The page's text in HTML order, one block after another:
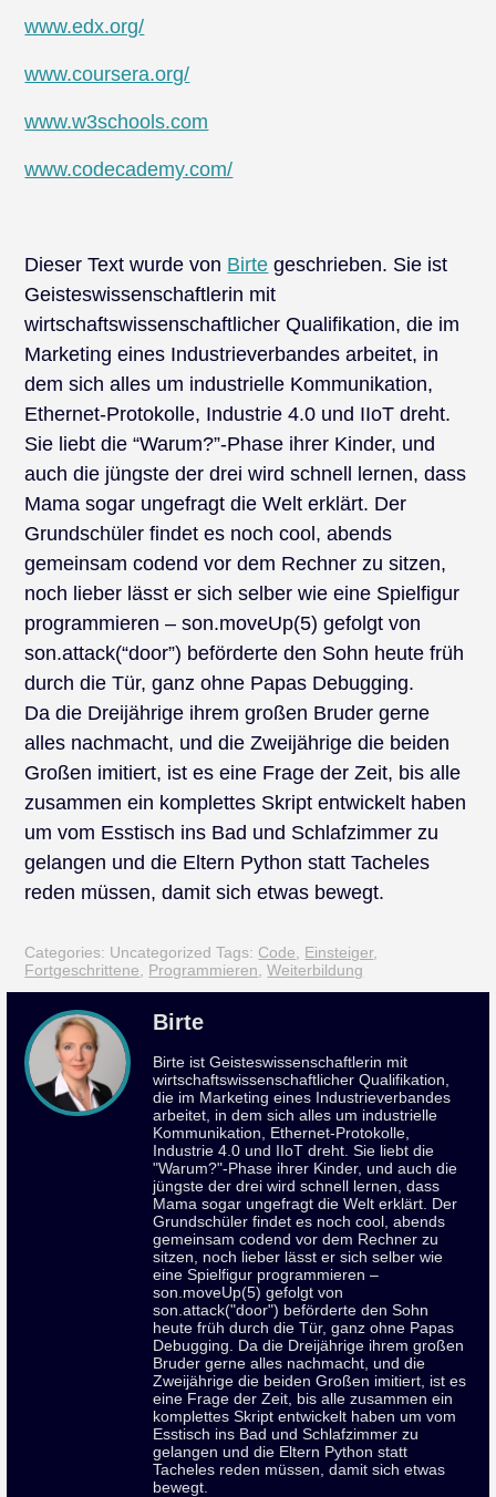
www.edx.org/
www.coursera.org/
www.w3schools.com
www.codecademy.com/
Dieser Text wurde von Birte geschrieben. Sie ist
Geisteswissenschaftlerin mit
wirtschaftswissenschaftlicher Qualifikation, die im
Marketing eines Industrieverbandes arbeitet, in
dem sich alles um industrielle Kommunikation,
Ethernet-Protokolle, Industrie 4.0 und IIoT dreht.
Sie liebt die “Warum?”-Phase ihrer Kinder, und
auch die jüngste der drei wird schnell lernen, dass
Mama sogar ungefragt die Welt erklärt. Der
Grundschüler findet es noch cool, abends
gemeinsam codend vor dem Rechner zu sitzen,
noch lieber lässt er sich selber wie eine Spielfigur
programmieren – son.moveUp(5) gefolgt von
son.attack(“door”) beförderte den Sohn heute früh
durch die Tür, ganz ohne Papas Debugging.
Da die Dreijährige ihrem großen Bruder gerne
alles nachmacht, und die Zweijährige die beiden
Großen imitiert, ist es eine Frage der Zeit, bis alle
zusammen ein komplettes Skript entwickelt haben
um vom Esstisch ins Bad und Schlafzimmer zu
gelangen und die Eltern Python statt Tacheles
reden müssen, damit sich etwas bewegt.
Categories: Uncategorized Tags: Code Einsteiger,
Fortgeschrittene
Programmieren ,Weiterbildung
Birte
Birte ist Geisteswissenschaftlerin mit
wirtschaftswissenschaftlicher Qualifikation,
die im Marketing eines Industrieverbandes
arbeitet, in dem sich alles um industrielle
Kommunikation, Ethernet-Protokolle,
Industrie 4.0 und IIoT dreht. Sie liebt die
"Warum?"-Phase ihrer Kinder, und auch die
jüngste der drei wird schnell lernen, dass
Mama sogar ungefragt die Welt erklärt. Der
Grundschüler findet es noch cool, abends
gemeinsam codend vor dem Rechner zu
sitzen, noch lieber lässt er sich selber wie
eine Spielfigur programmieren –
son.moveUp(5) gefolgt von
son.attack("door") beförderte den Sohn
heute früh durch die Tür, ganz ohne Papas
Debugging. Da die Dreijährige ihrem großen
Bruder gerne alles nachmacht, und die
Zweijährige die beiden Großen imitiert, ist es
eine Frage der Zeit, bis alle zusammen ein
komplettes Skript entwickelt haben um vom
Esstisch ins Bad und Schlafzimmer zu
gelangen und die Eltern Python statt
Tacheles reden müssen, damit sich etwas
bewegt.